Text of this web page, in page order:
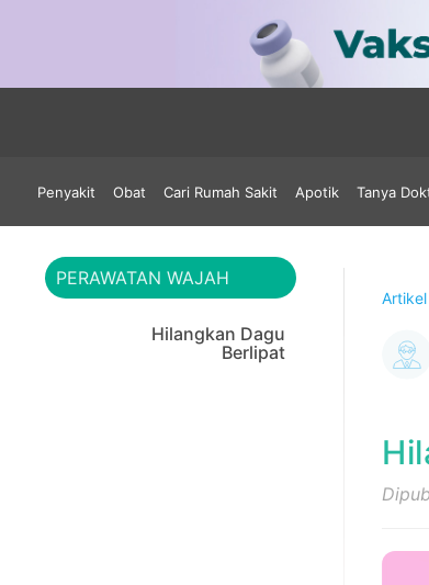
Penyakit Obat Cari Rumah Sakit Apotik Tanya
PERAWATAN WAJAH
Hilangkan Dagu
Berlipat